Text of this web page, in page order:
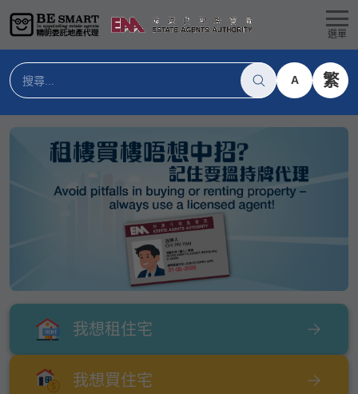
選單
A 繁
我想租住宅
我想買住宅